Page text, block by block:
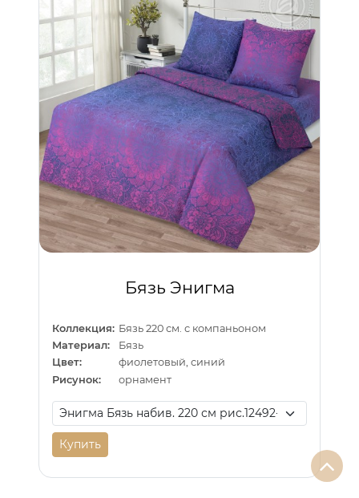
Бязь Энигма
Коллекция: Бязь 220 см. с компаньоном
Материал:
Бязь
Цвет:
фиолетовый, синий
Рисунок:
орнамент
Купить